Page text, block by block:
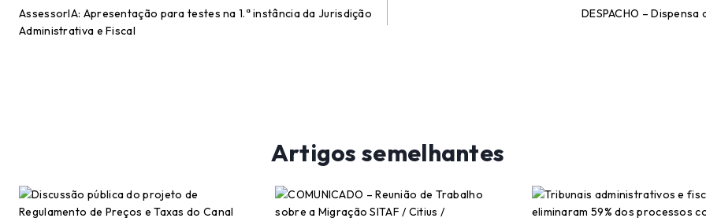
AssessorIA: Apresentação para testes na 1.ª instância da Jurisdição
Administrativa e Fiscal
DESPACHO – Dispensa
Artigos semelhantes